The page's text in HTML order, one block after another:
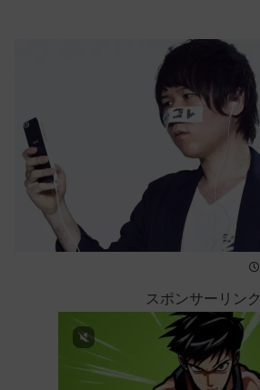
スポンサーリンク